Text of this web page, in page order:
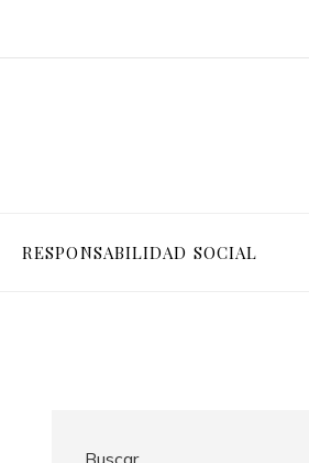
RESPONSABILIDAD SOCIAL
Buscar